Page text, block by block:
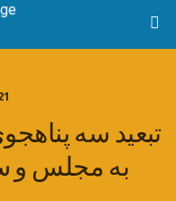
تبعید سه
به مجلس و